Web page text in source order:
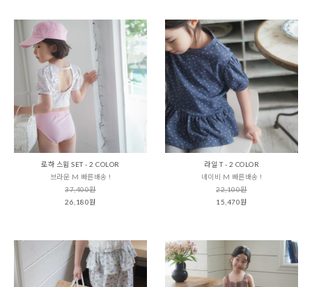
로하 스윔 SET - 2 COLOR
브라운 M 빠른배송 !
37,400원
26,180원
라일 T - 2 COLOR
네이비 M 빠른배송 !
22,100원
15,470원